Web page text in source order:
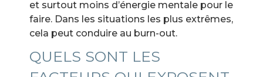
et surtout moins d’énergie mentale pour le
faire. Dans les situations les plus extrêmes,
cela peut conduire au burn-out.
QUELS SONT LES